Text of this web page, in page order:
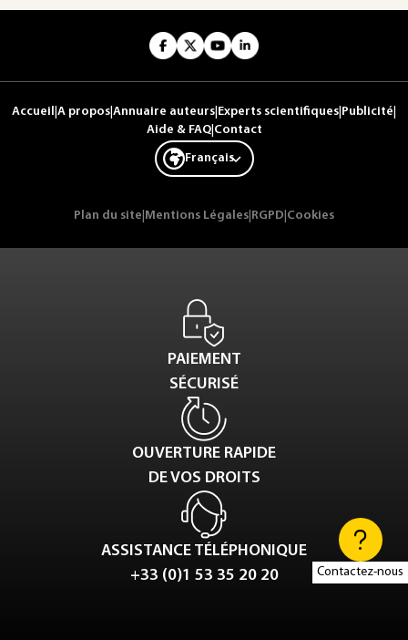
Contactez-nous
Accueil A propos Annuaire auteurs Experts scientifiques Publicité
Aide & FAQ| Contact
Français
Plan du site Mentions Légales RGPD Cookies
PAIEMENT
SÉCURISÉ
OUVERTURE RAPIDE
DE VOS DROITS
ASSISTANCE TÉLÉPHONIQUE
+33 (0)1 53 35 20 20